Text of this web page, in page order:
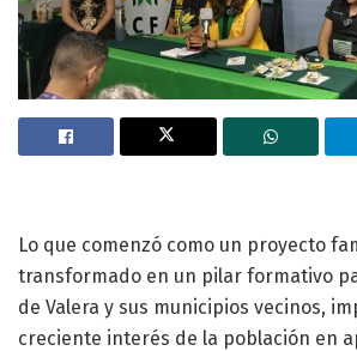
Lo que comenzó como un proyecto
transformado en un pilar formativo
de Valera y sus municipios vecinos,
creciente interés de la población en